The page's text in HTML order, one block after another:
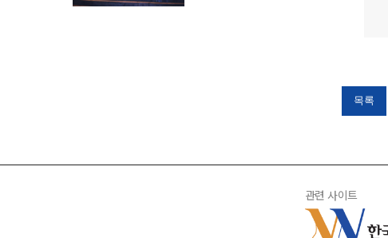
목록
관련 사이트